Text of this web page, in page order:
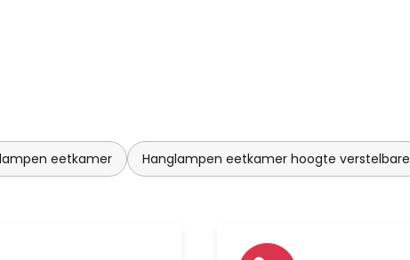
eetkamer Hanglampen eetkamer hoogte verstelbare